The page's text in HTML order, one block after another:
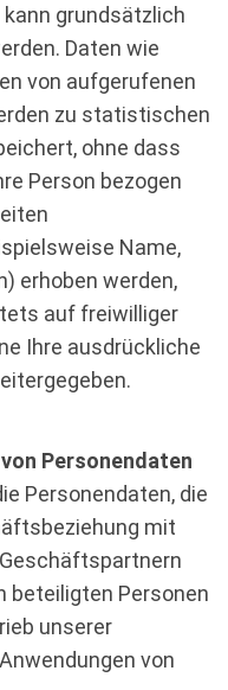
grundsätzlich
Daten wie
von aufgerufenen
zu statistischen
ohne dass
Person bezogen
Name,
erhoben werden,
auf freiwilliger
Ihre ausdrückliche
Personendaten
Personendaten, die
mit
beteiligten Personen
unserer
von